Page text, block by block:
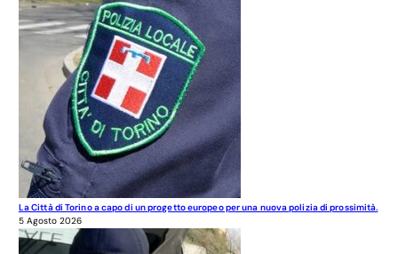
La Città di Torino a capo di un progetto europeo per una nuova polizia di prossimità.
5 Agosto 2026